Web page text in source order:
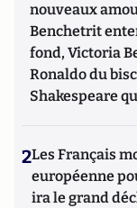
nouveaux
Benchetrit
fond, Victoria
Ronaldo du
Shakespeare
2Les Français
européenne
ira le grand